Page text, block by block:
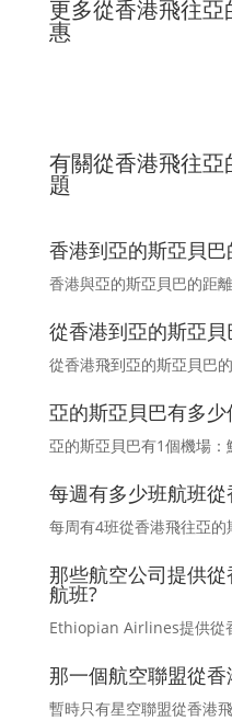
更多從香港飛往
惠
有關從香港飛往
題
香港到亞的斯亞貝巴
香港與亞的斯亞貝巴的距
從香港到亞的斯亞
從香港飛到亞的斯亞貝巴
亞的斯亞貝巴有多少
亞的斯亞貝巴有1個機場：
每週有多少班航班
每周有4班從香港飛往亞的
那些航空公司提供
航班?
Ethiopian Airlines提供從
那一個航空聯盟從
暫時只有星空聯盟從香港